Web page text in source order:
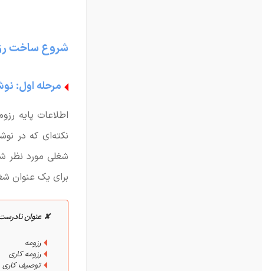
شروع ساخت
مرحله اول:
اطلاعات پایه
نکته‌ای که در
شغلی مورد نظر
برای یک عنوان
✘ عنوان
رزومه
رزومه کاری
توصیف کاری